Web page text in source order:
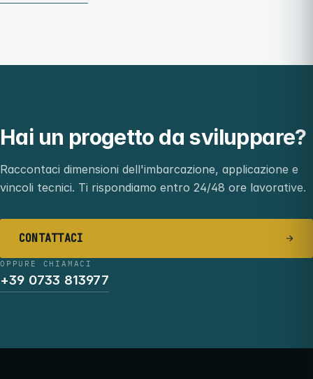
Hai un progetto da sviluppare?
Raccontaci dimensioni dell'imbarcazione, applicazione e
vincoli tecnici. Ti rispondiamo entro 24/48 ore lavorative.
CONTATTACI
OPPURE CHIAMACI
+39 0733 813977